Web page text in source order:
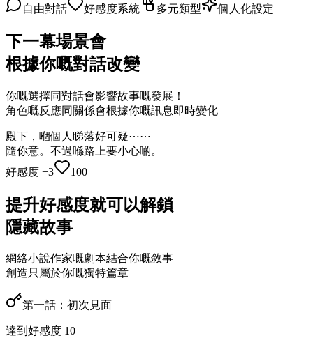
自由對話 好感度系統 多元類型 個人化設定
下一幕場景會
根據你嘅對話改變
你嘅選擇同對話會影響故事嘅發展！
角色嘅反應同關係會根據你嘅訊息即時變化
殿下，嗰個人睇落好可疑⋯⋯
隨你意。不過喺路上要小心啲。
好感度 +3
100
提升好感度就可以解鎖
隱藏故事
網絡小說作家嘅劇本結合你嘅敘事
創造只屬於你嘅獨特篇章
第一話：初次見面
達到好感度 10